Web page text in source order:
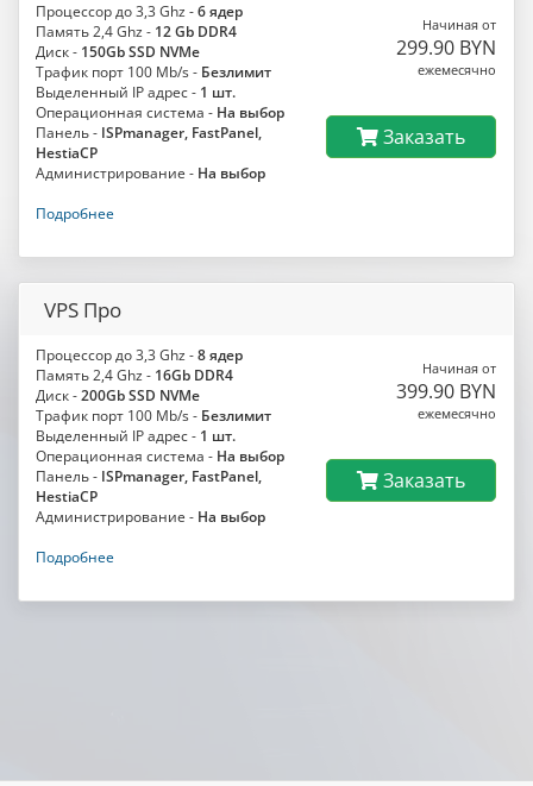
Процессор до 3,3 Ghz -6 ядер
Память 2,4 Ghz - 12 Gb DDR4
Диск - 150Gb SSD NVMe
Трафик порт 100 Mb/s - Безлимит
Выделенный IP адрес - 1 шт.
Операционная система - На выбор
Панель - ISPmanager, FastPanel,
HestiaCP
Администрирование - На выбор
Подробнее
Начиная от
299.90 BYN
ежемесячно
Заказать
VPS Про
Процессор до 3,3 Ghz -8 ядер
Память 2,4 Ghz - 16Gb DDR4
Диск -200Gb SSD NVMe
Трафик порт 100 Mb/s - Безлимит
Выделенный IP адрес - 1 шт.
Операционная система - На выбор
Панель - ISPmanager, FastPanel,
HestiaCP
Администрирование - На выбор
Подробнее
Начиная от
399.90 BYN
ежемесячно
Заказать